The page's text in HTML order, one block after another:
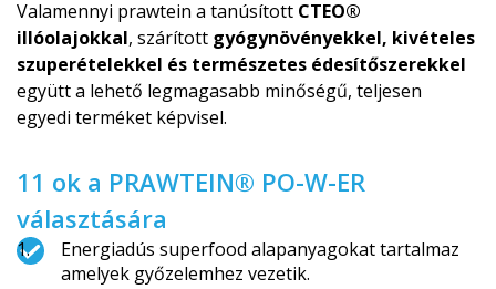
Valamennyi prawtein a tanúsított CTEO®
illóolajokkal, szárított gyógynövényekkel, kivételes
szuperételekkel és természetes édesítőszerekkel
együtt a lehető legmagasabb minőségű, teljesen
egyedi terméket képvisel.
11 ok a PRAWTEIN® PO-W-ER
választására
Energiadús superfood alapanyagokat tartalmaz
amelyek győzelemhez vezetik.